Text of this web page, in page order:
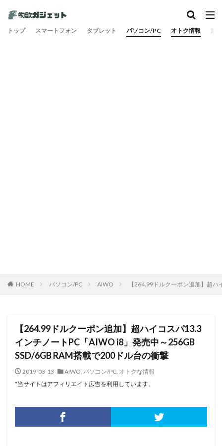
トップ スマートフォン タブレット パソコン/PC オトク情報 旅
HOME パソコン/PC AIWO 【264.99ドルクーポン追加】超
【264.99ドルクーポン追加】超ハイコスパ13.3
インチノートPC「AIWO i8」発売中～256GB
SSD/6GB RAM搭載で200ドル台の衝撃
2019-03-13 AIWO, パソコン/PC, オトクな情報
*当サイトはアフィリエイト広告を利用しています。
カテゴリー